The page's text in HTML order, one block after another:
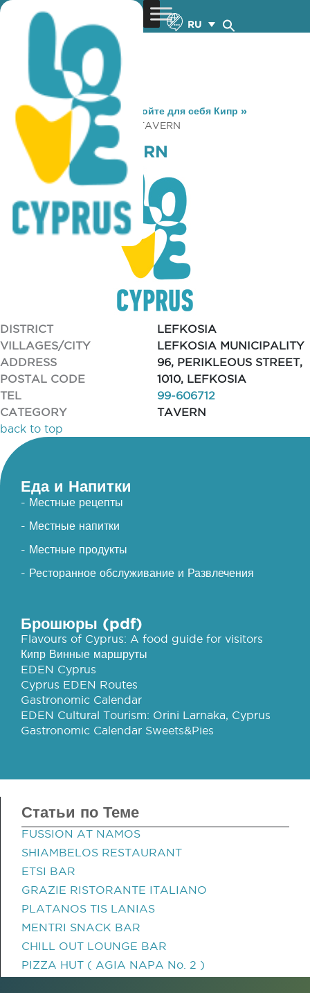
RU
You are here: Home »Откройте для себя Кипр »
Gastronomy
» SYNANTISI TAVERN
SYNANTISI TAVERN
DISTRICT
LEFKOSIA
VILLAGES/CITY
LEFKOSIA MUNICIPALITY
ADDRESS
96, PERIKLEOUS STREET,
POSTAL CODE
1010, LEFKOSIA
TEL
99-606712
CATEGORY
TAVERN
back to top
Еда и Напитки
- Местные рецепты
- Местные напитки
- Местные продукты
- Ресторанное обслуживание и Развлечения
Брошюры (pdf)
Flavours of Cyprus: A food guide for visitors
Кипр Винные маршруты
EDEN Cyprus
Cyprus EDEN Routes
Gastronomic Calendar
EDEN Cultural Tourism: Orini Larnaka, Cyprus
Gastronomic Calendar Sweets&Pies
Статьи по Теме
FUSSION AT NAMOS
SHIAMBELOS RESTAURANT
ETSI BAR
GRAZIE RISTORANTE ITALIANO
PLATANOS TIS LANIAS
MENTRI SNACK BAR
CHILL OUT LOUNGE BAR
PIZZA HUT ( AGIA NAPA No. 2 )